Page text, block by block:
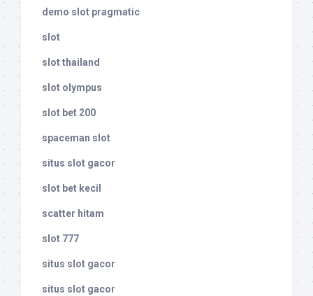
demo slot pragmatic
slot
slot thailand
slot olympus
slot bet 200
spaceman slot
situs slot gacor
slot bet kecil
scatter hitam
slot 777
situs slot gacor
situs slot gacor